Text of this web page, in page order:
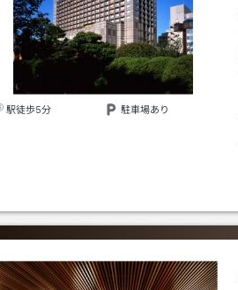
駅徒歩5分 駐車場あり